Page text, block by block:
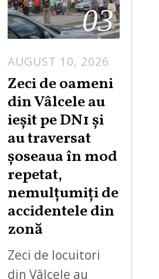
03
AUGUST 10, 2026
U
G
1
,
0
Zeci de oameni
din Vâlcele au
ieșit pe DN1 și
au traversat
șoseaua în mod
repetat,
nemulțumiți de
accidentele din
zonă
Zeci de locuitori
din Vâlcele au